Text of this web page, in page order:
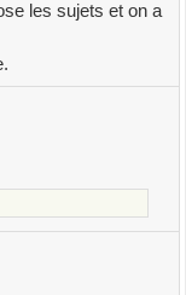
les sujets et on a